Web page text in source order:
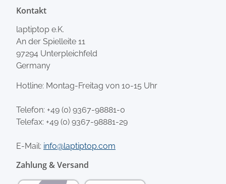
Kontakt
laptiptop e.K.
An der Spielleite 11
97294 Unterpleichfeld
Germany
Hotline: Montag-Freitag von 10-15 Uhr
Telefon: +49 (0) 9367-98881-0
Telefax: +49 (0) 9367-98881-29
E-Mail: info@laptiptop.com
Zahlung & Versand